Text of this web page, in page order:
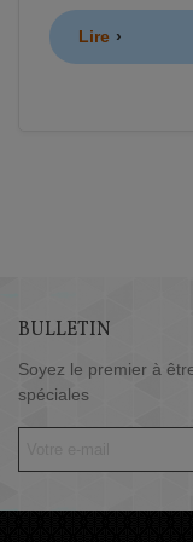
Lire
BULLETIN
Soyez le premier à
spéciales